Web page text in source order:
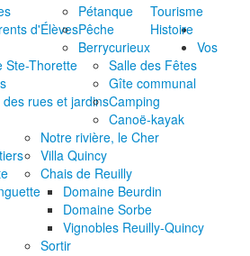
d'Élèves
Pétanque
Pêche
Berrycurieux
Ste-Thorette
rues et jardins
Tourisme
Salle des Fêtes
Gîte communal
Camping
Canoë-kayak
Notre rivière, le Cher
Villa Quincy
Chais de Reuilly
Domaine Beurdin
Domaine Sorbe
Vignobles Reuilly-Quincy
Sortir
Histoire
Vos